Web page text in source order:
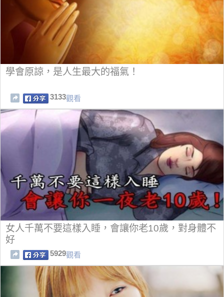
學會原諒，是人生最大的福氣！
3133觀看
女人千萬不要這樣入睡，會讓你老10歲，對身體不
好
5929觀看